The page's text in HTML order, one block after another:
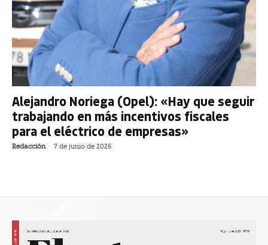
Alejandro Noriega (Opel): «Hay que seguir
trabajando en más incentivos fiscales
para el eléctrico de empresas»
Redacción - 7 de junio de 2026